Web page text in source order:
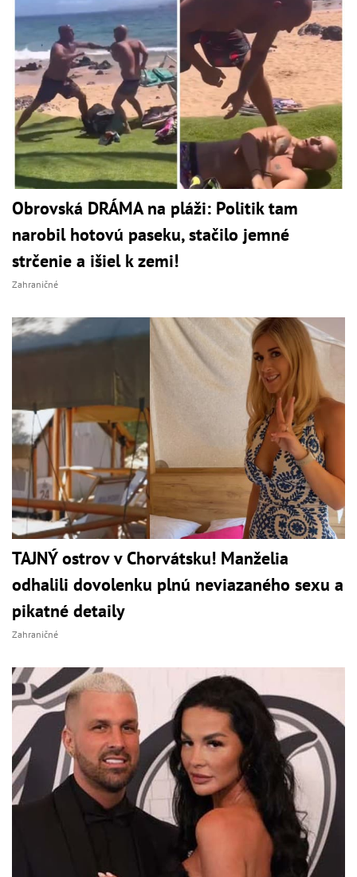
Obrovská DRÁMA na pláži: Politik tam
narobil hotovú paseku, stačilo jemné
strčenie a išiel k zemi!
Zahraničné
TAJNÝ ostrov v Chorvátsku! Manželia
odhalili dovolenku plnú neviazaného sexu a
pikatné detaily
Zahraničné